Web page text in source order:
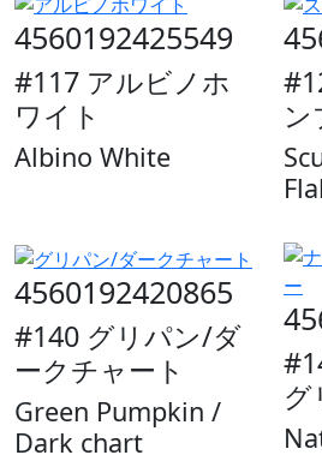
4560192425549
#117 アルビノホ
ワイト
Albino White
ン
4560192420865
#140 グリパン/ダ
ークチャート
Green Pumpkin /
Dark chart
グ